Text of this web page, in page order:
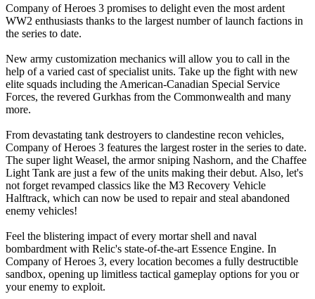
Company of Heroes 3 promises to delight even the most ardent
WW2 enthusiasts thanks to the largest number of launch factions in
the series to date. ​
New army customization mechanics will allow you to call in the
help of a varied cast of specialist units. Take up the fight with new
elite squads including the American-Canadian Special Service
Forces, the revered Gurkhas from the Commonwealth and many
more. ​
From devastating tank destroyers to clandestine recon vehicles,
Company of Heroes 3 features the largest roster in the series to date.
The super light Weasel, the armor sniping Nashorn, and the Chaffee
Light Tank are just a few of the units making their debut. Also, let's
not forget revamped classics like the M3 Recovery Vehicle
Halftrack, which can now be used to repair and steal abandoned
enemy vehicles!
Feel the blistering impact of every mortar shell and naval
bombardment with Relic's state-of-the-art Essence Engine. In
Company of Heroes 3, every location becomes a fully destructible
sandbox, opening up limitless tactical gameplay options for you or
your enemy to exploit. ​